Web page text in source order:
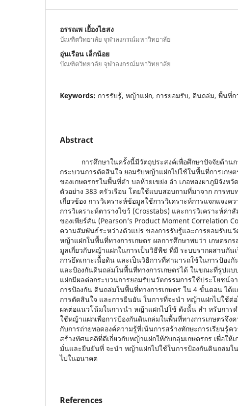
อรรณพ เยื้องไธสง
บัณฑิตวิทยาลัย จุฬาลงกรณ์มหาวิทยาลัย
อุ่นเรือน เล็กน้อย
บัณฑิตวิทยาลัย จุฬาลงกรณ์มหาวิทยาลัย
Keywords: การรับรู้, หญ้าแฝก, การยอมรับ, ดินถล่ม, พื้นที่ก
Abstract
การศึกษาในครั้งนี้มีวัตถุประสงค์เพื่อศึกษาปัจจัยด้านก
กระบวนการตัดสินใจ ยอมรับหญ้าแฝกไปใช้ในพื้นที่การเกษ
ของเกษตรกรในพื้นที่ตำ บลห้วยเขย่ง อำ เภอทองผาภูมิจังห
ตัวอย่าง 383 ครัวเรือน โดยใช้แบบสอบถามที่มาจาก การท
เกี่ยวข้อง การวิเคราะห์ข้อมูลใช้การวิเคราะห์การแจกแจงค
การวิเคราะห์ตารางไขว้ (Crosstabs) และการวิเคราะห์ค่
ของเพียร์สัน (Pearson’s Product Moment Correlation
ความสัมพันธ์ระหว่างตัวแปร ของการรับรู้และการยอมรับน
หญ้าแฝกในพื้นที่ทางการเกษตร ผลการศึกษาพบว่า เกษตรก
มูลเกี่ยวกับหญ้าแฝกในการเป็นวิธีพืช ที่มี ระบบรากผสานกัน
การยึดเกาะเนื้อดิน และเป็นวิธีการที่สามารถใช้ในการป้อง
และป้องกันดินถล่มในพื้นที่ทางการเกษตรได้ ในขณะที่รูปแบ
แฝกมีผลต่อกระบวนการยอมรับนวัตกรรมการใช้ประโยชน์จ
การป้องกัน ดินถล่มในพื้นที่ทางการเกษตร ใน 4 ขั้นตอน ได้
การตัดสินใจ และการยืนยัน ในการที่จะนำ หญ้าแฝกไปใช้ต่
ผลต่อแนวโน้มในการนำ หญ้าแฝกไปใช้ ดังนั้น สำ หรับการด
ใช้หญ้าแฝกเพื่อการป้องกันดินถล่มในพื้นที่ทางการเกษตรจึง
กับการถ่ายทอดองค์ความรู้ที่เน้นการสร้างทักษะการเรียนรู้ค
สร้างทัศนคติที่ดีเกี่ยวกับหญ้าแฝกให้กับกลุ่มเกษตรกร เพื่อให้เ
มั่นและยืนยันที่ จะนำ หญ้าแฝกไปใช้ในการป้องกันดินถล่มใ
ไปในอนาคต
References